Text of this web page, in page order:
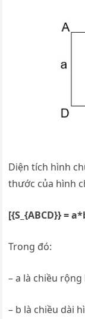
Diện tích hình
thước của hình
[{S_{ABCD}} =
Trong đó:
– a là chiều
– b là chiều dài